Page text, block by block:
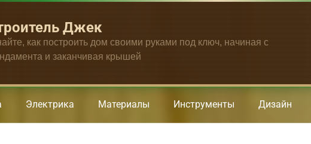
Джек
как построить дом своими руками под ключ, начиная с
и заканчивая крышей
Электрика Материалы Инструменты Дизайн